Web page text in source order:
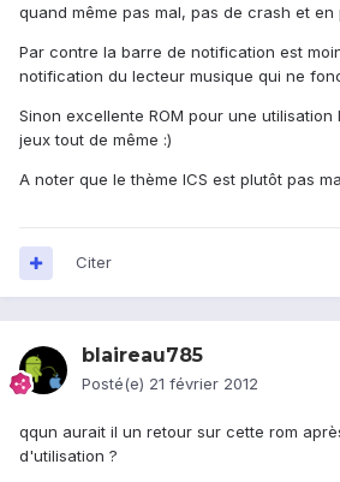
quand même pas mal, pas de crash et
Par contre la barre de notification est
notification du lecteur musique qui ne
Sinon excellente ROM pour une
jeux tout de même :)
A noter que le thème ICS est plutôt pas
Citer
blaireau785
Posté(e) 21 février 2012
qqun aurait il un retour sur cette rom
d'utilisation ?